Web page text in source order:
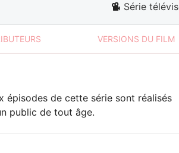
Série
VERSIONS DU FILM
épisodes de cette série sont réalisés
public de tout âge.